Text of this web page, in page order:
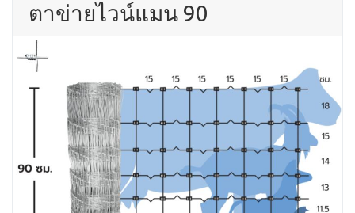
ตาข่ายไวน์แมน 90